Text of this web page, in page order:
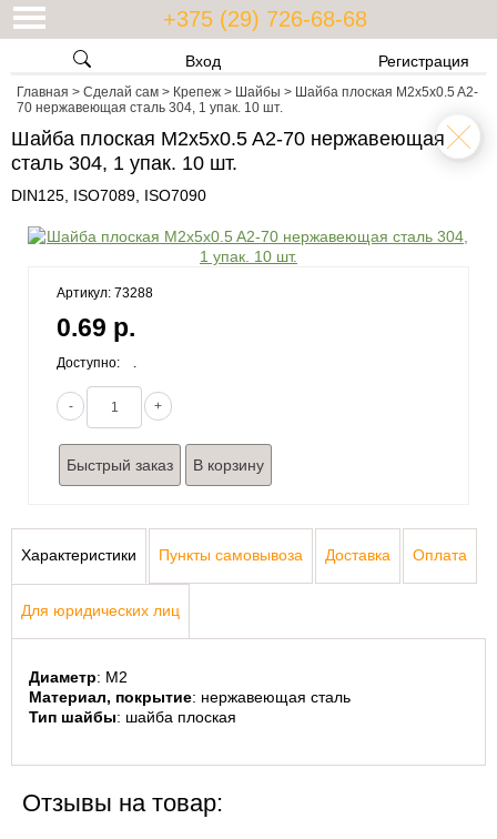
+375 (29) 726-68-68
Вход Регистрация
Главная > Сделай сам > Крепеж > Шайбы > Шайба плоская M2x5x0.5 A2-
70 нержавеющая сталь 304, 1 упак. 10 шт.
Шайба плоская M2x5x0.5 A2-70 нержавеющая
сталь 304, 1 упак. 10 шт.
DIN125, ISO7089, ISO7090
Артикул: 73288
0.69 р.
Доступно: .
- +
Быстрый заказ
Характеристики Пункты самовывоза Доставка Оплата
Для юридических лиц
Диаметр: M2
Материал, покрытие: нержавеющая сталь
Тип шайбы: шайба плоская
Отзывы на товар: